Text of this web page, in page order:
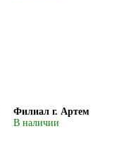
Филиал г. Артем
В наличии